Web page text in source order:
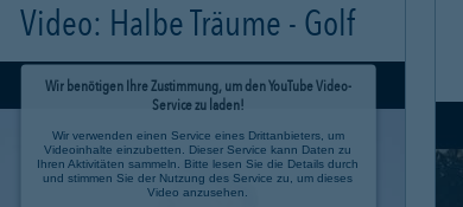
Video: Halbe Träume - Golf
Wir benötigen Ihre Zustimmung, um den YouTube Video-
Service zu laden!
Wir verwenden einen Service eines Drittanbieters, um
Videoinhalte einzubetten. Dieser Service kann Daten zu
Ihren Aktivitäten sammeln. Bitte lesen Sie die Details durch
und stimmen Sie der Nutzung des Service zu, um dieses
Video anzusehen.